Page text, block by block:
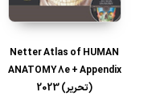
Netter Atlas of HUMAN
ANATOMY 8e + Appendix
(تحریر) 2023